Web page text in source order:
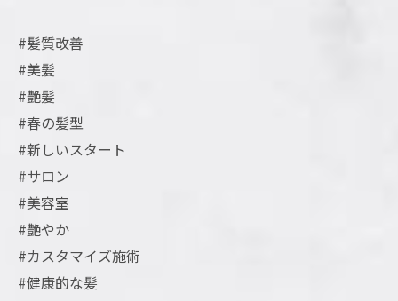
#髪質改善
#美髪
#艶髪
#春の髪型
#新しいスタート
#サロン
#美容室
#艶やか
#カスタマイズ施術
#健康的な髪